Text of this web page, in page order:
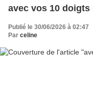
avec vos 10
Publié le 30/06/2026 à 02:47
Par celine